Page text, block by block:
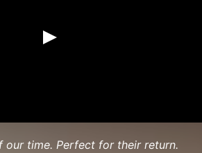
our time. Perfect for their return.